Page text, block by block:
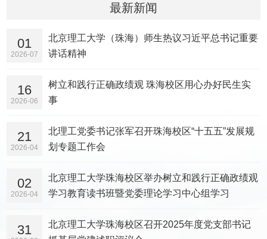
最新新闻
01
2026-07
北京理工大学（珠海）师生热议习近平总书记重要
讲话精神
16
2026-06
树立和践行正确政绩观 珠海校区用心办好民生实
事
21
2026-04
北理工党委书记张军召开珠海校区“十五五”发展规
划专题工作会
02
2026-04
北京理工大学珠海校区举办树立和践行正确政绩观
学习教育读书班暨党委理论学习中心组学习
31
北京理工大学珠海校区召开2025年度党支部书记